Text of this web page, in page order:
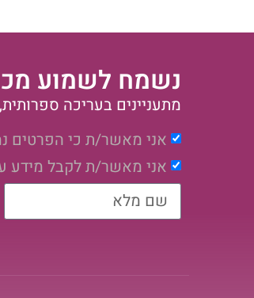
נשמח לשמוע
מתעניינים בעריכה
אני מאשר/ת כי הפרטים
אני מאשר/ת לקבל מידע